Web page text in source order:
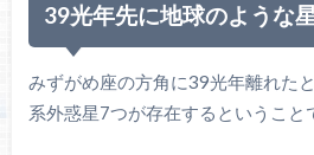
39光年先に地球のような
みずがめ座の方角に39光年離れた
系外惑星7つが存在するということ